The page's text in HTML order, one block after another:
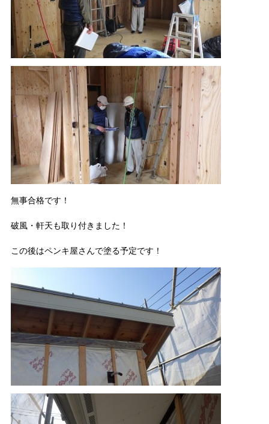
無事合格です！
破風・軒天も取り付きました！
この後はペンキ屋さんで塗る予定です！